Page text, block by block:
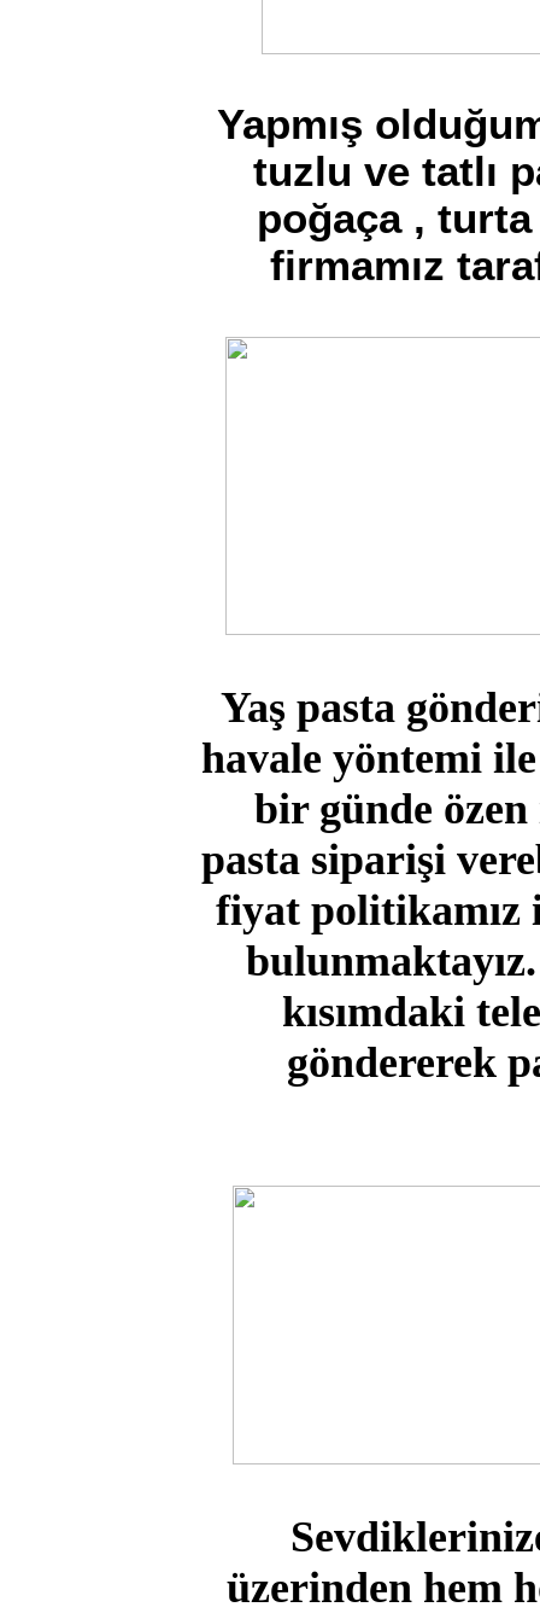
Yapmış
tuzlu ve tatlı
poğaça ,
firmamız
Yaş pasta
havale yöntemi
bir günde özen
pasta siparişi
fiyat politikamız
kısımdaki
göndererek
üzerinden hem